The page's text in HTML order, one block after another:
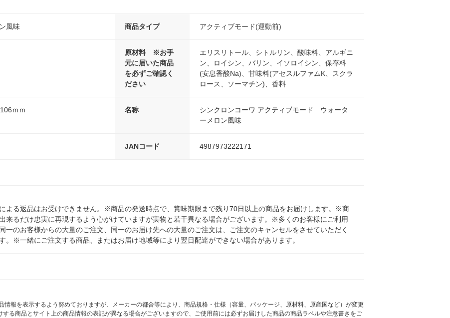
風味 商品タイプ アクティブモード(運動前)
原材料 ※お手
元に届いた商品
を必ずご確認く
ださい
エリスリトール、シトルリン、酸味料、アルギニ
ン、ロイシン、バリン、イソロイシン、保存料
(安息香酸Na)、甘味料(アセスルファムK、スクラ
ロース、ソーマチン)、香料
ｍｍ 名称
シンクロンコーワ アクティブモード ウォータ
ーメロン風味
JANコード 4987973222171
よる返品はお受けできません。※商品の発送時点で、賞味期限まで残り70日以上の商品をお届けします。※商
来るだけ忠実に再現するよう心がけていますが実物と若干異なる場合がございます。※多くのお客様にご利用
一のお客様からの大量のご注文、同一のお届け先への大量のご注文は、ご注文のキャンセルをさせていただく
。※一緒にご注文する商品、またはお届け地域等により翌日配達ができない場合があります。
情報を表示するよう努めておりますが、メーカーの都合等により、商品規格・仕様（容量、パッケージ、原材料、原産国など）が変更
る商品とサイト上の商品情報の表記が異なる場合がございますので、ご使用前には必ずお届けした商品の商品ラベルや注意書きをご